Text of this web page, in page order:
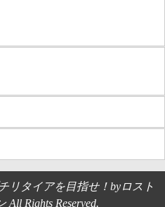
リタイアを目指せ！byロスト
All Rights Reserved.